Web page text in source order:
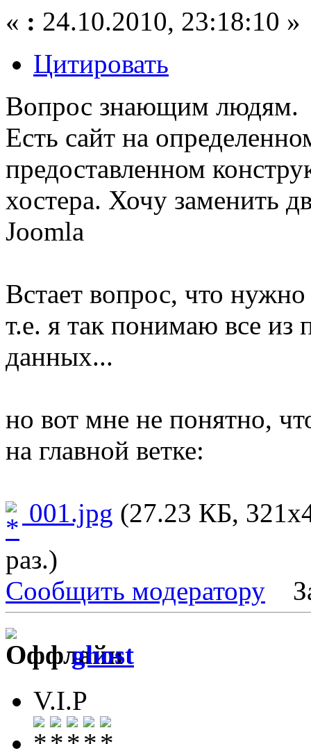
« : 24.10.2010, 23:18:10 »
Цитировать
Вопрос знающим людям.
Есть сайт на
предоставленном
хостера. Хочу заменить
Joomla
Встает вопрос, что нужно
т.е. я так понимаю все из
данных...
но вот мне не понятно,
на главной ветке:
001.jpg (27.23 КБ,
раз.)
Сообщить модератору
ghost
V.I.P